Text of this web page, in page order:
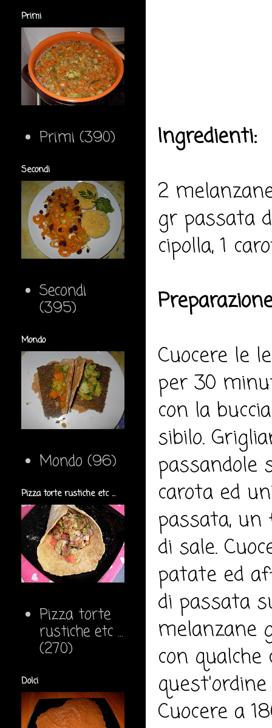
Ingredienti:
2
gr passata
cipolla, 1
Cuocere le
per 30
con la
sibilo.
passandole
carota ed
passata, un
di sale.
patate ed
di passata
melanzane
con qualche
Cuocere a
Primi
Primi (390)
Secondi
Secondi
(395)
Mondo
Mondo (96)
Pizza torte rustiche etc ...
Pizza torte
rustiche etc ...
(270)
Dolci